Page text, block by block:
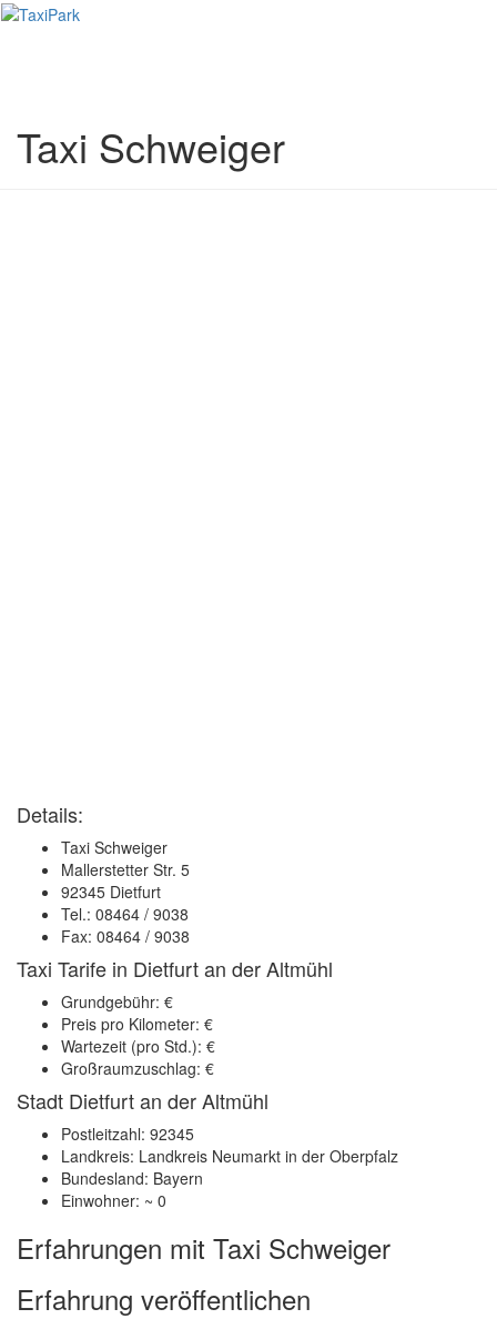
Taxi Schweiger
Details:
Taxi Schweiger
Mallerstetter Str. 5
92345 Dietfurt
Tel.: 08464 / 9038
Fax: 08464 / 9038
Taxi Tarife in Dietfurt an der Altmühl
Grundgebühr: €
Preis pro Kilometer: €
Wartezeit (pro Std.): €
Großraumzuschlag: €
Stadt Dietfurt an der Altmühl
Postleitzahl: 92345
Landkreis: Landkreis Neumarkt in der Oberpfalz
Bundesland: Bayern
Einwohner: ~ 0
Erfahrungen mit Taxi Schweiger
Erfahrung veröffentlichen